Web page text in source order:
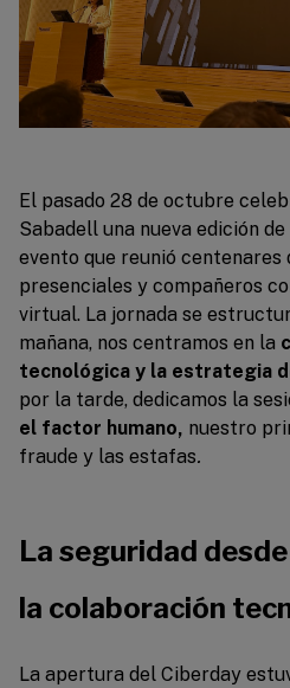
El pasado 28 de octubre
Sabadell una nueva edición
evento que reunió centenares
presenciales y compañeros
virtual. La jornada se
mañana, nos centramos en la
tecnológica y la estrategia
por la tarde, dedicamos la
el factor humano, nuestro
fraude y las estafas.
La seguridad
la colaboración
La apertura del Ciberday